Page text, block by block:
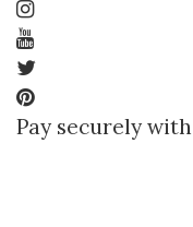
Pay securely with